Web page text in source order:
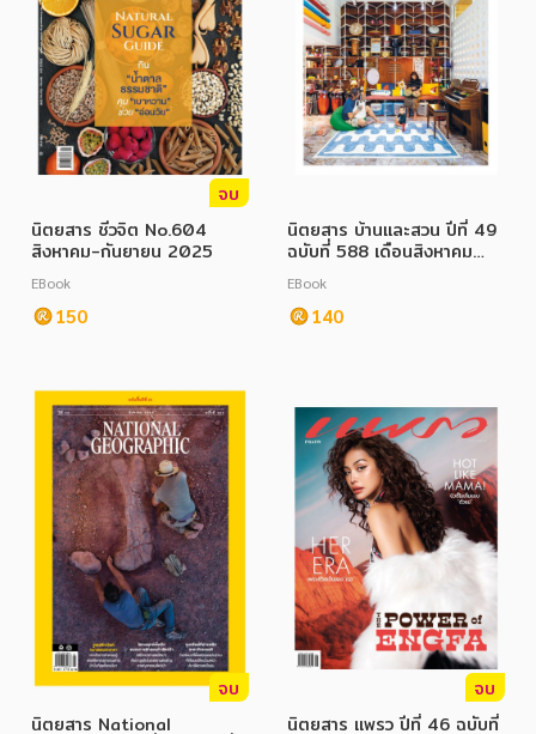
จบ
นิตยสาร ชีวจิต No.604
สิงหาคม-กันยายน 2025
EBook
150
นิตยสาร บ้านและสวน ปีที่ 49
ฉบับที่ 588 เดือนสิงหาคม
2568
EBook
140
จบ
นิตยสาร National
จบ
นิตยสาร แพรว ปีที่ 46 ฉบับที่